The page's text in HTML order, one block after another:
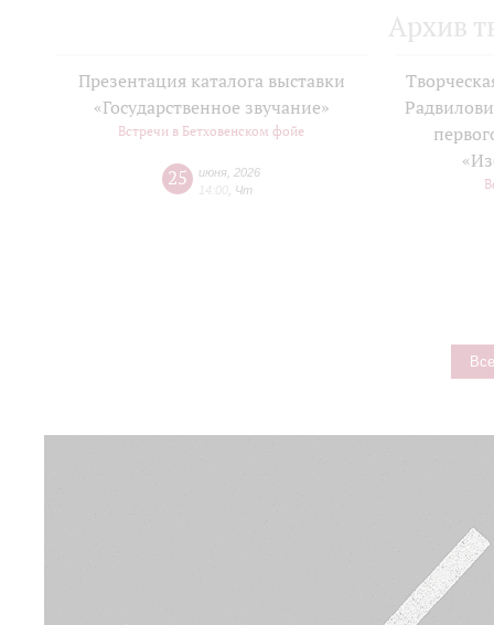
Архив
Презентация каталога выставки
«Государственное звучание»
Встречи в Бетховенском фойе
25 июня 2026
14:00 Чт